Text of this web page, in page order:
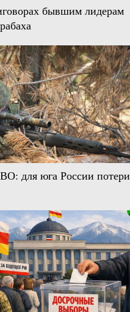
бывшим лидерам
для юга России потери